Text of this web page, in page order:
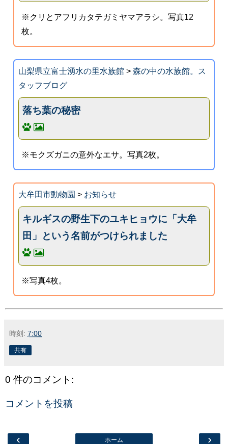
※クリとアフリカタテガミヤマアラシ。写真12
枚。
山梨県立富士湧水の里水族館> 森の中の水族館。ス
タッフブログ
落ち葉の秘密
※モクズガニの意外なエサ。写真2枚。
大牟田市動物園 > お知らせ
キルギスの野生下のユキヒョウに「大牟
田」という名前がつけられました
※写真4枚。
時刻: 7:00
共有
0 件のコメント:
コメントを投稿
‹ ›
ホーム